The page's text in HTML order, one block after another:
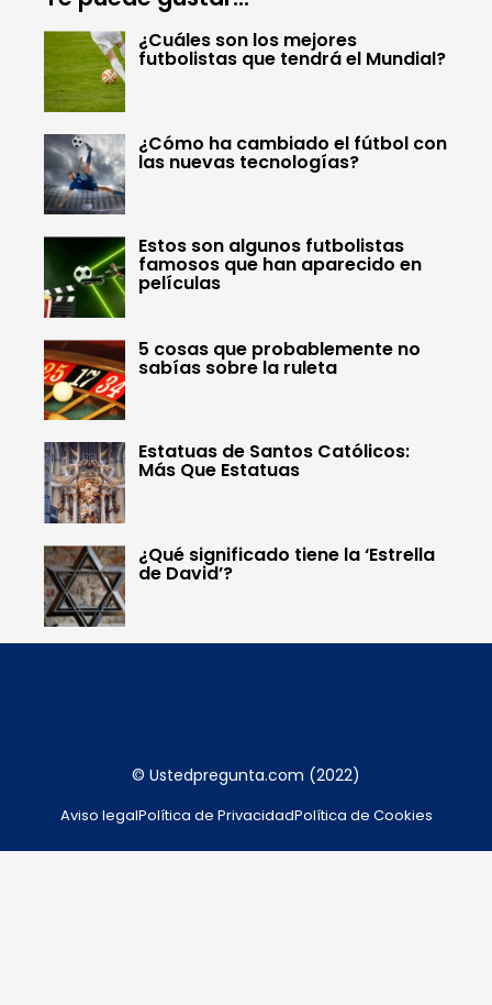
¿Cuáles son los mejores
futbolistas que tendrá el Mundial?
¿Cómo ha cambiado el fútbol con
las nuevas tecnologías?
Estos son algunos futbolistas
famosos que han aparecido en
películas
5 cosas que probablemente no
sabías sobre la ruleta
Estatuas de Santos Católicos:
Más Que Estatuas
¿Qué significado tiene la ‘Estrella
de David’?
© Ustedpregunta.com (2022)
Aviso legalPolítica de PrivacidadPolítica de Cookies